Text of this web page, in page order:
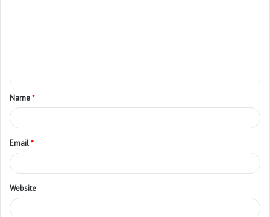
Name*
Email*
Website